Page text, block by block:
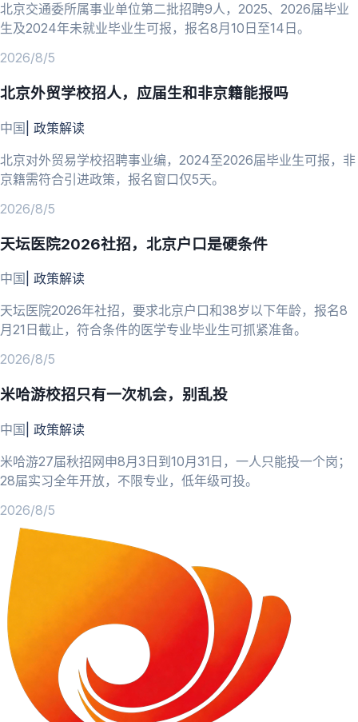
北京交通委所属事业单位第二批招聘9人，2025、2026届毕业
生及2024年未就业毕业生可报，报名8月10日至14日。
2026/8/5
北京外贸学校招人，应届生和非京籍能报吗
中国 政策解读
北京对外贸易学校招聘事业编，2024至2026届毕业生可报，非
京籍需符合引进政策，报名窗口仅5天。
2026/8/5
天坛医院2026社招，北京户口是硬条件
中国 政策解读
天坛医院2026年社招，要求北京户口和38岁以下年龄，报名8
月21日截止，符合条件的医学专业毕业生可抓紧准备。
2026/8/5
米哈游校招只有一次机会，别乱投
中国 政策解读
米哈游27届秋招网申8月3日到10月31日，一人只能投一个岗；
28届实习全年开放，不限专业，低年级可投。
2026/8/5